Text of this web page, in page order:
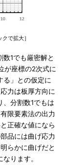
で拡大］
1でも厳密解と
が座標の2次式に
る」との仮定に
力は板厚方向に
、分割数1でもは
限要素法の出力
正確な値になら
品には曲げ応力
らかに曲げだと
ります。